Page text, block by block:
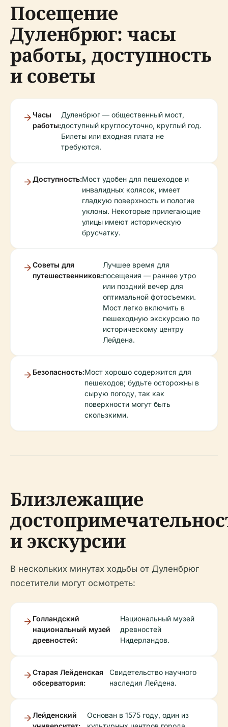
Посещение
Дуленбрюг: часы
работы, доступность
и советы
Часы
работы:
Дуленбрюг — общественный мост,
доступный круглосуточно, круглый год.
Билеты или входная плата не
требуются.
Доступность:Мост удобен для пешеходов и
инвалидных колясок, имеет
гладкую поверхность и пологие
уклоны. Некоторые прилегающие
улицы имеют историческую
брусчатку.
Советы для
путешественников:
Лучшее время для
посещения — раннее утро
или поздний вечер для
оптимальной фотосъемки.
Мост легко включить в
пешеходную экскурсию по
историческому центру
Лейдена.
Безопасность:Мост хорошо содержится для
пешеходов; будьте осторожны в
сырую погоду, так как
поверхности могут быть
скользкими.
Близлежащие
и экскурсии
В нескольких минутах ходьбы от Дуленбрюг
посетители могут осмотреть:
Голландский
национальный музей
древностей:
Национальный музей
древностей
Нидерландов.
Старая Лейденская
обсерватория:
Свидетельство научного
наследия Лейдена.
Лейденский
Основан в 1575 году, один из